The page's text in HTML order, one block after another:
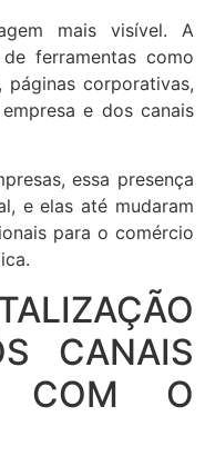
mais visível. A
ferramentas como
páginas corporativas,
e dos canais
essa presença
e elas até mudaram
para o comércio
CANAIS
COM O